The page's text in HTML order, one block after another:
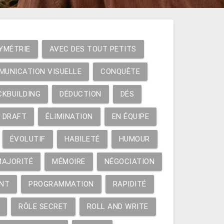
AVEC DES TOUT PETITS
VISUELLE CONQUÊTE
DÉDUCTION DÉS
DRAFT ÉLIMINATION EN ÉQUIPE
ÉVOLUTIF HABILETÉ HUMOUR
MÉMOIRE NÉGOCIATION
PROGRAMMATION RAPIDITÉ
RÔLE SECRET ROLL AND WRITE